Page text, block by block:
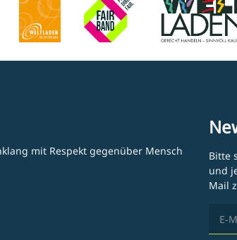
mit Respekt gegenüber Mensch
Bitte
und
Mail